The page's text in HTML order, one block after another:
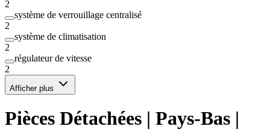
2
système de verrouillage centralisé
2
système de climatisation
2
régulateur de vitesse
2
Afficher plus
Pièces Détachées | Pays-Bas |